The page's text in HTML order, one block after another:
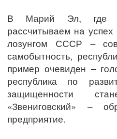
В Марий Эл, где
рассчитываем на успех
лозунгом СССР –
самобытность,
пример очевиден –
республика по
защищенности
«Звениговский» –
предприятие.